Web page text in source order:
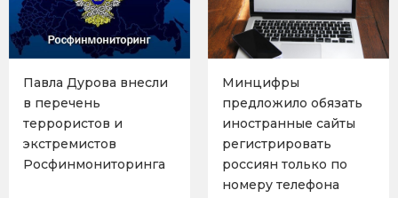
Павла Дурова внесли
в перечень
террористов и
экстремистов
Росфинмониторинга
Минцифры
предложило обязать
иностранные сайты
регистрировать
россиян только по
номеру телефона